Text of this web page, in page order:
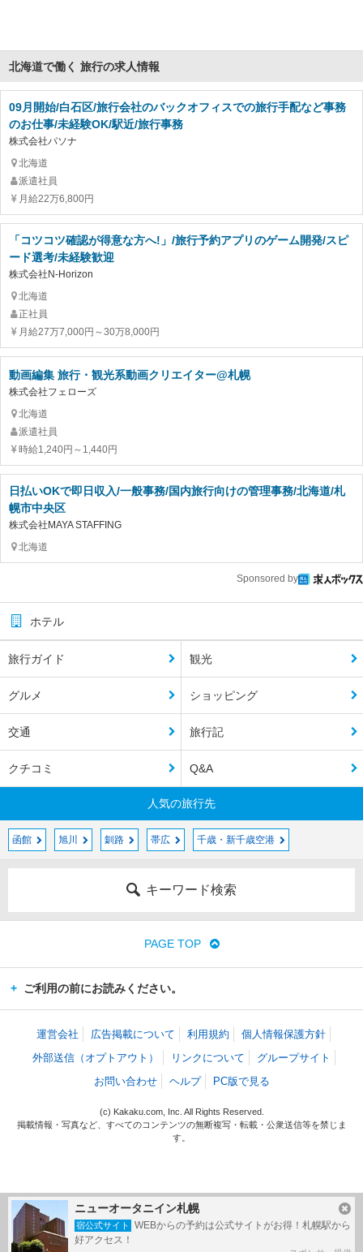
北海道で働く 旅行の求人情報
09月開始/白石区/旅行会社のバックオフィスでの旅行手配など事務
のお仕事/未経験OK/駅近/旅行事務
株式会社パソナ
北海道
派遣社員
月給22万6,800円
「コツコツ確認が得意な方へ!」/旅行予約アプリのゲーム開発/スピ
ード選考/未経験歓迎
株式会社N-Horizon
北海道
正社員
月給27万7,000円～30万8,000円
動画編集 旅行・観光系動画クリエイター@札幌
株式会社フェローズ
北海道
派遣社員
時給1,240円～1,440円
日払いOKで即日収入/一般事務/国内旅行向けの管理事務/北海道/札
幌市中央区
株式会社MAYA STAFFING
北海道
Sponsored by
ニューオータニイン札幌
宿公式サイト
WEBからの予約は公式サイトがお得！札幌駅から
好アクセス！
ホテル
旅行ガイド 観光
グルメ ショッピング
交通 旅行記
クチコミ Q&A
人気の旅行先
函館 旭川 釧路 帯広 千歳・新千歳空港
キーワード検索
PAGE TOP
ご利用の前にお読みください。
運営会社 広告掲載について 利用規約
個人情報保護方針
外部送信（オプトアウト）
リンクについて
グループサイト
お問い合わせ
ヘルプ PC版で見る
(c) Kakaku.com, Inc. All Rights Reserved.
掲載情報・写真など、すべてのコンテンツの無断複写・転載・公衆送信等を禁じま
す。